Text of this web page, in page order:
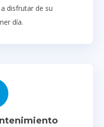
disfrutar de su
día.